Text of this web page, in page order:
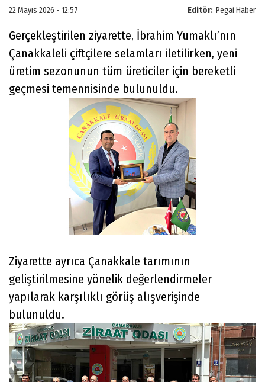
Editör: Pegai Haber
22 Mayıs 2026 - 12:57
Gerçekleştirilen ziyarette, İbrahim Yumaklı’nın
Çanakkaleli çiftçilere selamları iletilirken, yeni
üretim sezonunun tüm üreticiler için bereketli
geçmesi temennisinde bulunuldu.
Ziyarette ayrıca Çanakkale tarımının
geliştirilmesine yönelik değerlendirmeler
yapılarak karşılıklı görüş alışverişinde
bulunuldu.